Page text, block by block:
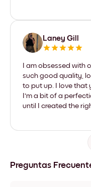
Laney Gill
I am obsessed with
such good quality,
to put up. I love that
I'm a bit of a
until I created the
Preguntas